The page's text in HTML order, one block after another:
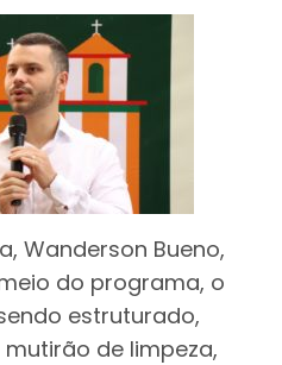
Wanderson Bueno,
do programa, o
estruturado,
de limpeza,